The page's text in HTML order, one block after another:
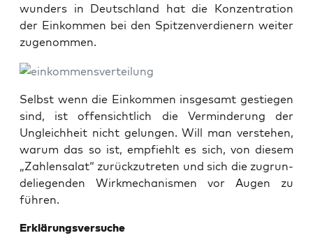
wun­ders in Deutsch­land hat die Kon­zen­tra­ti­on
der Ein­kom­men bei den Spit­zen­ver­die­nern wei­ter
zugenommen.
Selbst wenn die Ein­kom­men ins­ge­samt gestie­gen
sind, ist offen­sicht­lich die Ver­min­de­rung der
Ungleich­heit nicht gelun­gen. Will man ver­ste­hen,
war­um das so ist, emp­fiehlt es sich, von die­sem
„Zah­len­sa­lat“ zurück­zu­tre­ten und sich die zugrun­
de­lie­gen­den Wirk­me­cha­nis­men vor Augen zu
führen.
Erklä­rungs­ver­su­che